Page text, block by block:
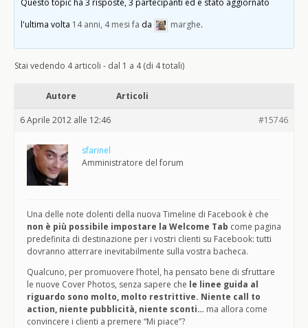
Questo topic ha 3 risposte, 3 partecipanti ed è stato aggiornato
l'ultima volta 14 anni, 4 mesi fa da marghe.
Stai vedendo 4 articoli - dal 1 a 4 (di 4 totali)
Autore Articoli
6 Aprile 2012 alle 12:46 #15746
sfarinel
Amministratore del forum
Una delle note dolenti della nuova Timeline di Facebook è che
non è più possibile impostare la Welcome Tab come pagina
predefinita di destinazione per i vostri clienti su Facebook: tutti
dovranno atterrare inevitabilmente sulla vostra bacheca.
Qualcuno, per promuovere l’hotel, ha pensato bene di sfruttare
le nuove Cover Photos, senza sapere che le linee guida al
riguardo sono molto, molto restrittive. Niente call to
action, niente pubblicità, niente sconti… ma allora come
convincere i clienti a premere “Mi piace”?